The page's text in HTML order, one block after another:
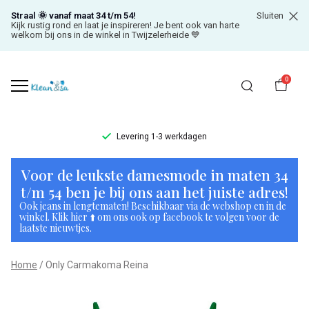
Straal 🌞 vanaf maat 34 t/m 54!
Kijk rustig rond en laat je inspireren! Je bent ook van harte
welkom bij ons in de winkel in Twijzelerheide 💙
Sluiten
0
Levering 1-3 werkdagen
Only
Carmakoma
Reina
-
Klean
Voor de leukste damesmode in maten 34
t/m 54 ben je bij ons aan het juiste adres!
Ook jeans in lengtematen! Beschikbaar via de webshop en in de
winkel. Klik hier ⬆️ om ons ook op facebook te volgen voor de
laatste nieuwtjes.
Home Only Carmakoma Reina